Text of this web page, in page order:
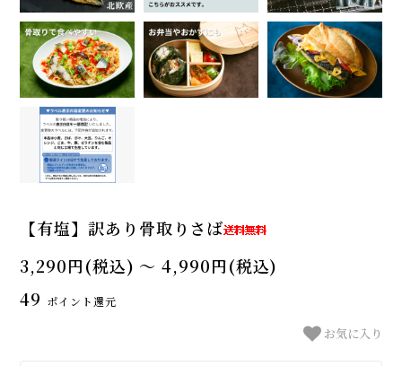
【有塩】訳あり骨取りさば
3,290円(税込) 〜 4,990円(税込)
49 ポイント還元
お気に入り